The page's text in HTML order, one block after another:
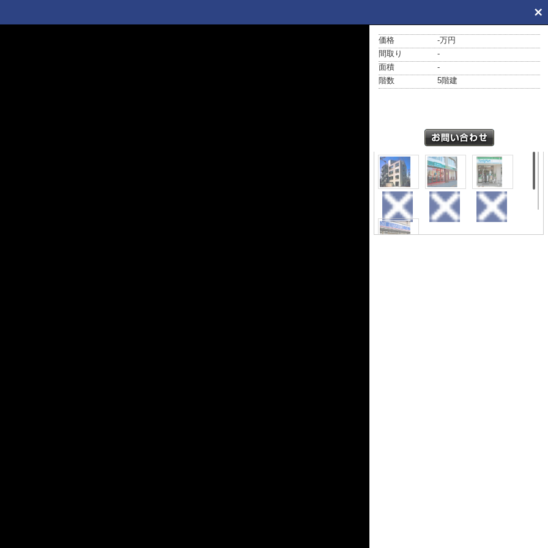
価格
-万円
間取り
-
面積
-
階数
5階建
外観 周辺 周辺